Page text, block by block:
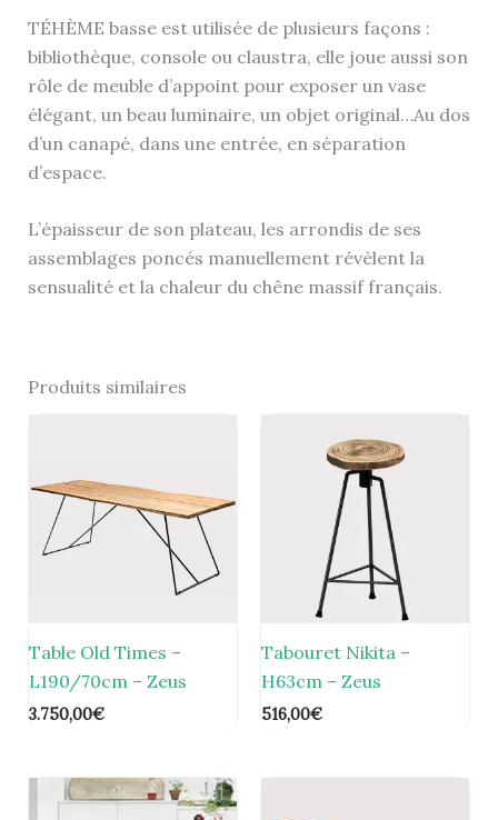
TÉHÈME basse est utilisée de plusieurs façons :
bibliothèque, console ou claustra, elle joue aussi son
rôle de meuble d’appoint pour exposer un vase
élégant, un beau luminaire, un objet original…Au dos
d’un canapé, dans une entrée, en séparation
d’espace.
L’épaisseur de son plateau, les arrondis de ses
assemblages poncés manuellement révèlent la
sensualité et la chaleur du chêne massif français.
Produits similaires
Table Old Times –
L190/70cm – Zeus
3.750,00€
Tabouret Nikita –
H63cm – Zeus
516,00€